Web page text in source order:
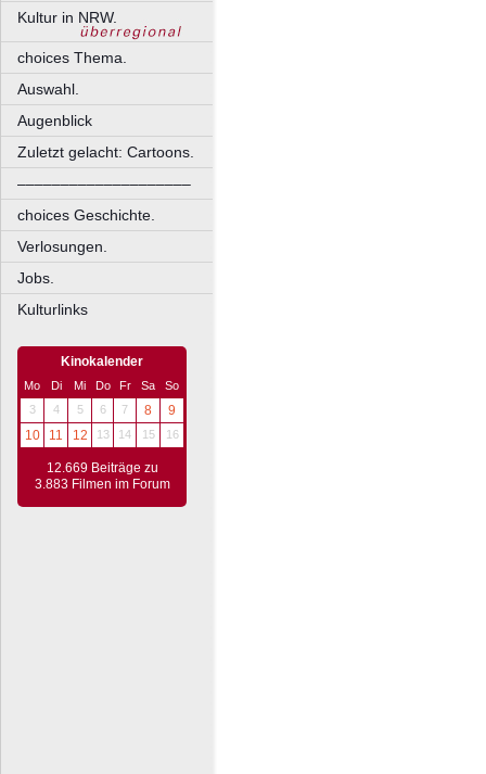
Kultur in NRW.
choices Thema.
Auswahl.
Augenblick
Zuletzt gelacht: Cartoons.
––––––––––––––––––––
choices Geschichte.
Verlosungen.
Jobs.
Kulturlinks
Kinokalender
Mo Di Mi Do Fr Sa
So
3
4 5 6 7 8
9
10
11 12 13 14 15 16
12.669 Beiträge zu
3.883 Filmen im Forum